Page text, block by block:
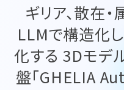
ギリア、散在
LLMで構造化
化する 3Dモデ
盤「GHELIA